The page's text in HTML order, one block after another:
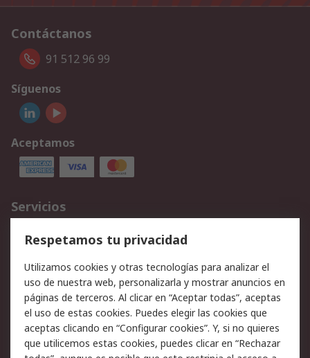
Contáctanos
91 512 96 99
Síguenos
Aceptamos
Servicios
Cómo realizar pedidos
Devoluciones
Facturación y pago
Ofertas
Soporte técnico
Legal
Aviso legal
Política de privacidad -
Actualizada
Respetamos tu privacidad
Utilizamos cookies y otras tecnologías para analizar el
uso de nuestra web, personalizarla y mostrar anuncios en
páginas de terceros. Al clicar en “Aceptar todas”, aceptas
el uso de estas cookies. Puedes elegir las cookies que
aceptas clicando en “Configurar cookies”. Y, si no quieres
que utilicemos estas cookies, puedes clicar en “Rechazar